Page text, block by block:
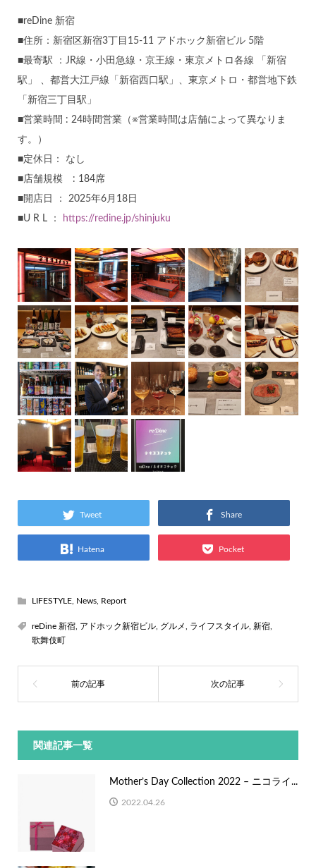
■reDine 新宿
■住所：新宿区新宿3丁目15-11 アドホック新宿ビル 5階
■最寄駅 ：JR線・小田急線・京王線・東京メトロ各線 「新宿
駅」 、都営大江戸線「新宿西口駅」、東京メトロ・都営地下鉄
「新宿三丁目駅」
■営業時間 : 24時間営業（※営業時間は店舗によって異なりま
す。）
■定休日： なし
■店舗規模 : 184席
■開店日 ： 2025年6月18日
■U R L ：
https://redine.jp/shinjuku
Tweet Share
Hatena Pocket
LIFESTYLE, News, Report
reDine 新宿, アドホック新宿ビル, グルメ ライフスタイル, 新宿,
歌舞伎町
関連記事一覧
Mother’s Day Collection 2022 – ニコライ...
2022.04.26